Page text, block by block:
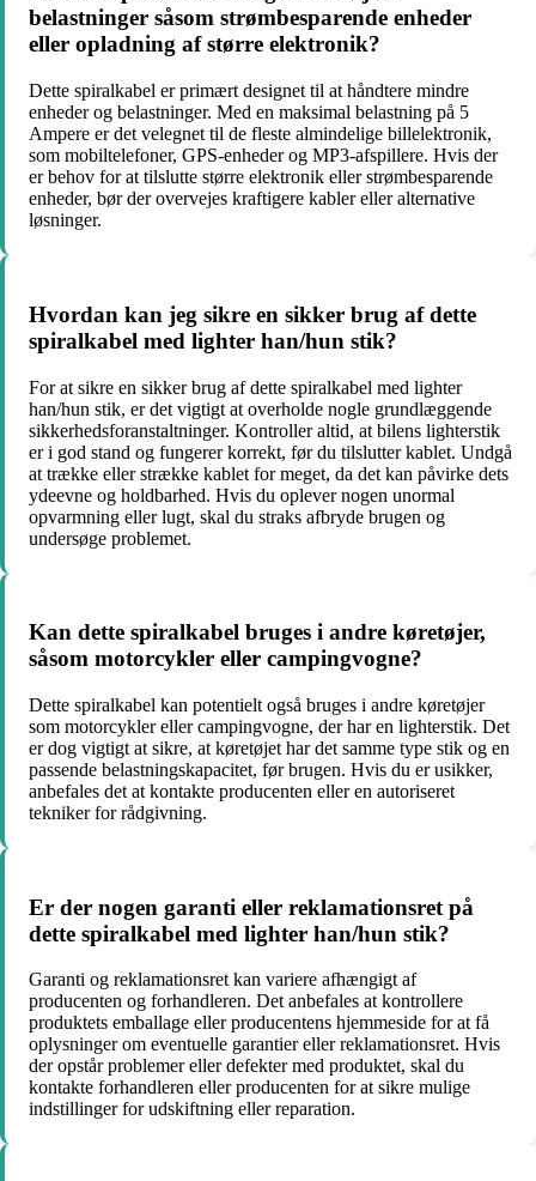
belastninger såsom strømbesparende enheder
eller opladning af større elektronik?
Dette spiralkabel er primært designet til at håndtere mindre
enheder og belastninger. Med en maksimal belastning på 5
Ampere er det velegnet til de fleste almindelige billelektronik,
som mobiltelefoner, GPS-enheder og MP3-afspillere. Hvis der
er behov for at tilslutte større elektronik eller strømbesparende
enheder, bør der overvejes kraftigere kabler eller alternative
løsninger.
Hvordan kan jeg sikre en sikker brug af dette
spiralkabel med lighter han/hun stik?
For at sikre en sikker brug af dette spiralkabel med lighter
han/hun stik, er det vigtigt at overholde nogle grundlæggende
sikkerhedsforanstaltninger. Kontroller altid, at bilens lighterstik
er i god stand og fungerer korrekt, før du tilslutter kablet. Undgå
at trække eller strække kablet for meget, da det kan påvirke dets
ydeevne og holdbarhed. Hvis du oplever nogen unormal
opvarmning eller lugt, skal du straks afbryde brugen og
undersøge problemet.
Kan dette spiralkabel bruges i andre køretøjer,
såsom motorcykler eller campingvogne?
Dette spiralkabel kan potentielt også bruges i andre køretøjer
som motorcykler eller campingvogne, der har en lighterstik. Det
er dog vigtigt at sikre, at køretøjet har det samme type stik og en
passende belastningskapacitet, før brugen. Hvis du er usikker,
anbefales det at kontakte producenten eller en autoriseret
tekniker for rådgivning.
Er der nogen garanti eller reklamationsret på
dette spiralkabel med lighter han/hun stik?
Garanti og reklamationsret kan variere afhængigt af
producenten og forhandleren. Det anbefales at kontrollere
produktets emballage eller producentens hjemmeside for at få
oplysninger om eventuelle garantier eller reklamationsret. Hvis
der opstår problemer eller defekter med produktet, skal du
kontakte forhandleren eller producenten for at sikre mulige
indstillinger for udskiftning eller reparation.